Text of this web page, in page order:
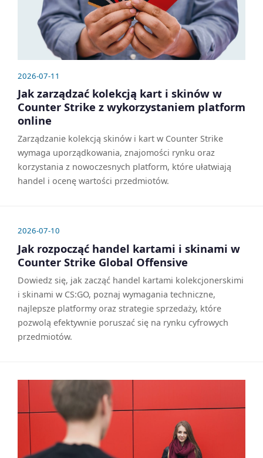
2026-07-11
Jak zarządzać kolekcją kart i skinów w
Counter Strike z wykorzystaniem platform
online
Zarządzanie kolekcją skinów i kart w Counter Strike
wymaga uporządkowania, znajomości rynku oraz
korzystania z nowoczesnych platform, które ułatwiają
handel i ocenę wartości przedmiotów.
2026-07-10
Jak rozpocząć handel kartami i skinami w
Counter Strike Global Offensive
Dowiedz się, jak zacząć handel kartami kolekcjonerskimi
i skinami w CS:GO, poznaj wymagania techniczne,
najlepsze platformy oraz strategie sprzedaży, które
pozwolą efektywnie poruszać się na rynku cyfrowych
przedmiotów.